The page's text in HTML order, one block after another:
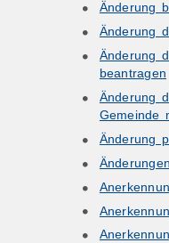
Änderung
Änderung
Änderung
beantragen
Änderung
Gemeinde
Änderung